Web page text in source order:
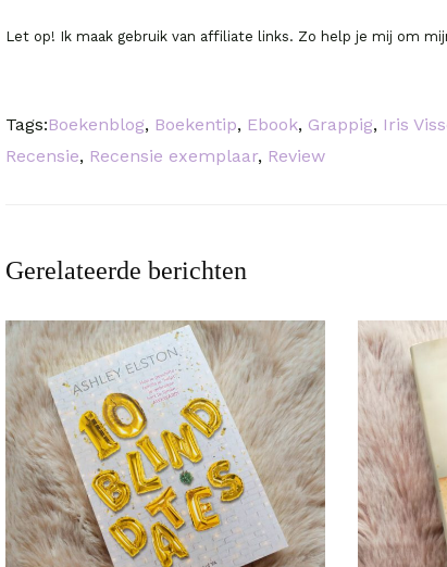
Let op! Ik maak gebruik van affiliate links. Zo help je mij om
Tags:Boekenblog, Boekentip, Ebook, Grappig, Iris
Recensie, Recensie exemplaar, Review
Gerelateerde berichten